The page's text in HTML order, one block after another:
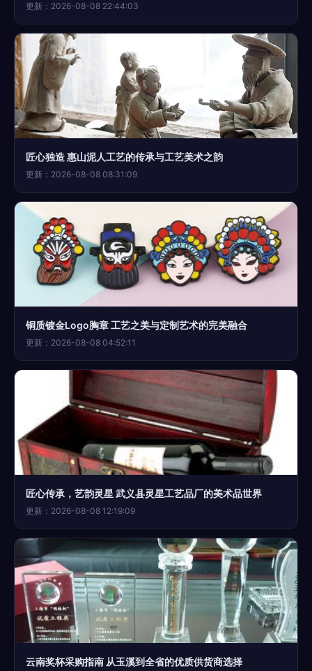
更新：2026-08-08 22:44:03
匠心独造 惠山泥人工艺的传承与工艺美术之韵
更新：2026-08-08 08:31:09
铜质镀金Logo胸章 工艺之美与定制艺术的完美融合
更新：2026-08-08 04:52:11
匠心传承，艺韵灵星 武义县灵星工艺品厂的美术品世界
更新：2026-08-08 12:19:09
云南奖杯采购指南 从玉溪到全省的优质供货商选择